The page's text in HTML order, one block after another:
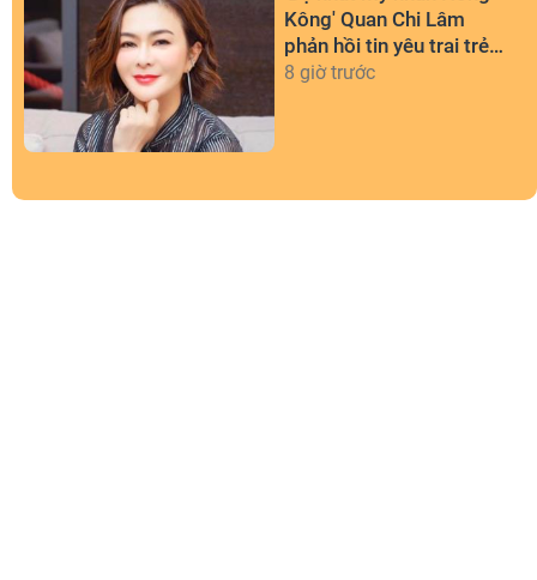
Kông' Quan Chi Lâm
phản hồi tin yêu trai trẻ
kém 36 tuổi
8 giờ trước